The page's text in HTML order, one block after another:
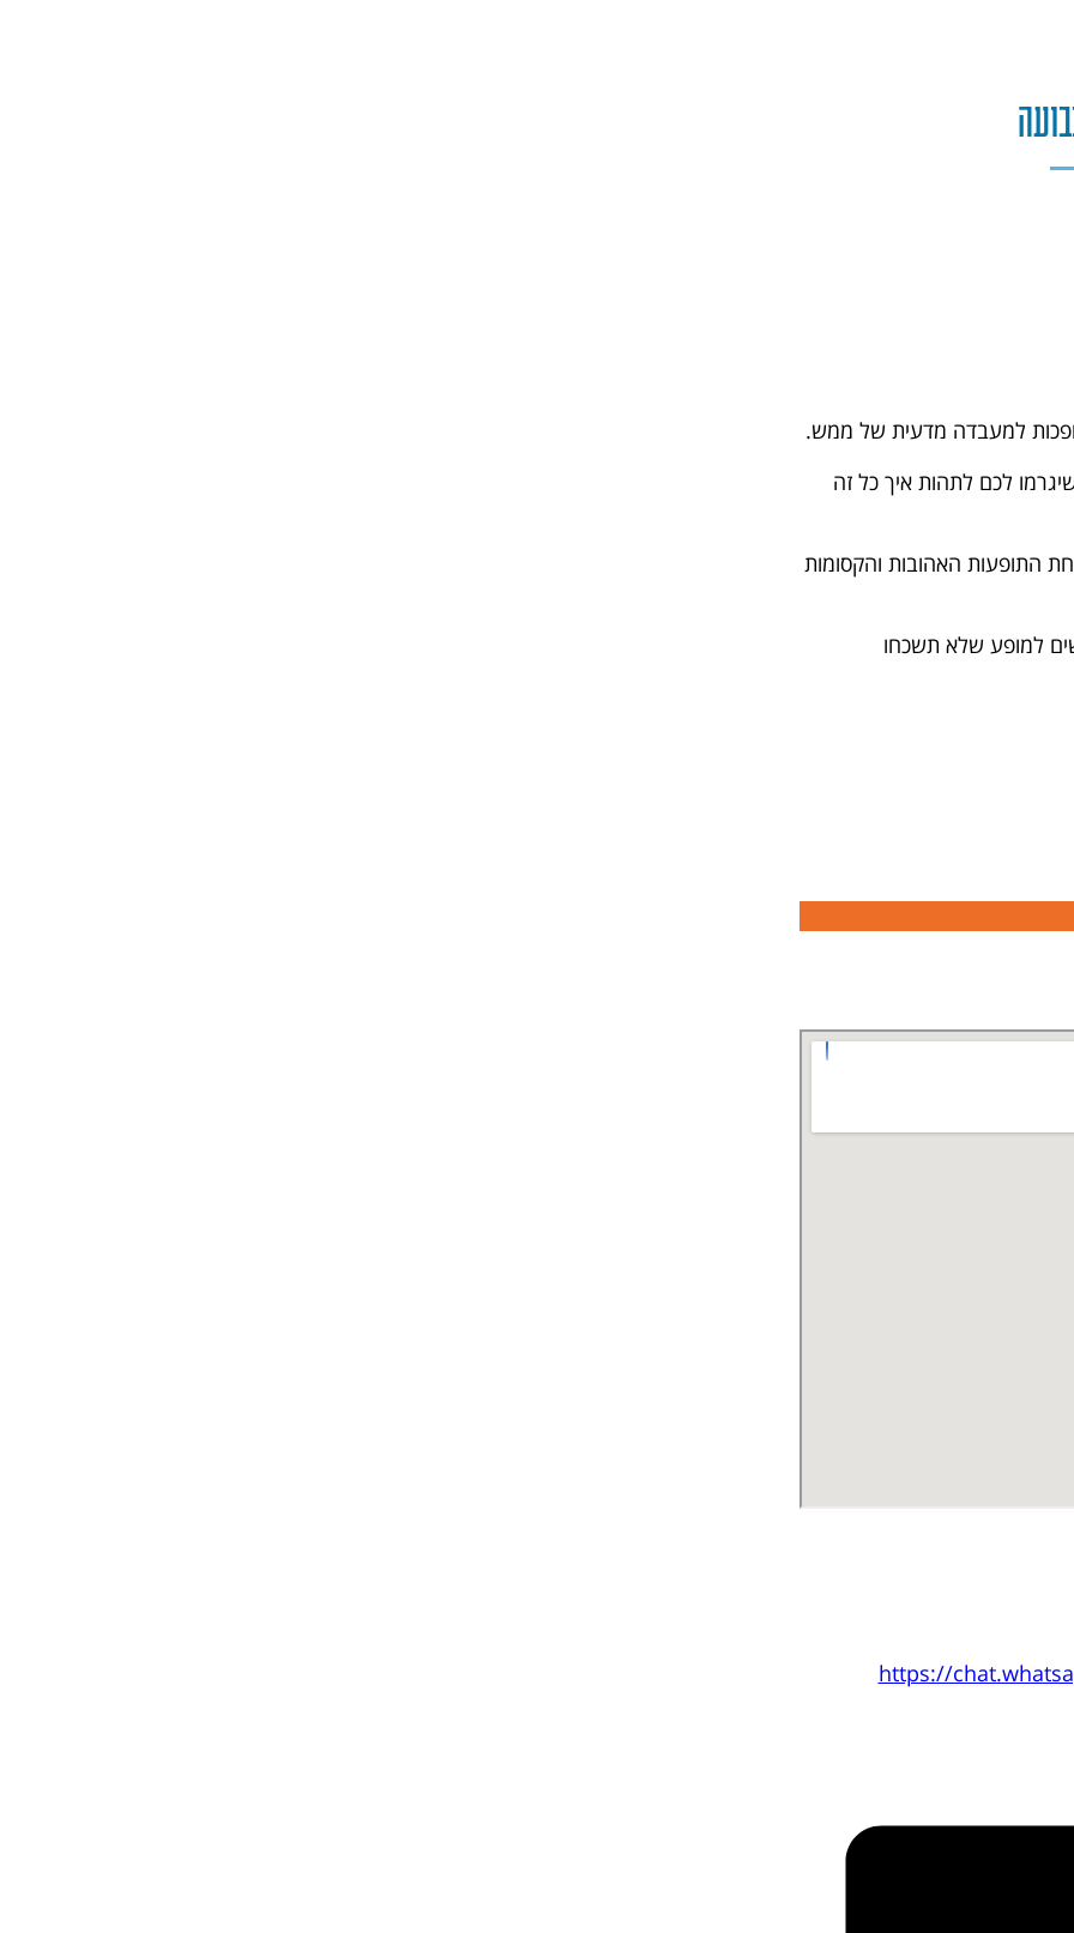
למעבדה מדעית של ממש.
לכם לתהות איך כל זה
התופעות האהובות והקסומות
למופע שלא תשכחו
https://